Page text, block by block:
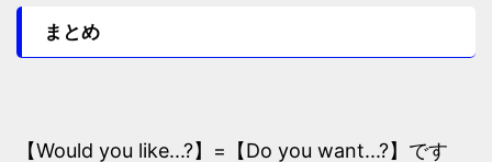
まとめ
【Would you like...?】=【Do you want...?】です